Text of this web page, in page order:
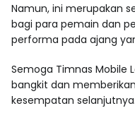
Namun, ini merupakan
bagi para pemain dan
performa pada ajang
Semoga Timnas Mobile
bangkit dan
kesempatan selanjutnya.